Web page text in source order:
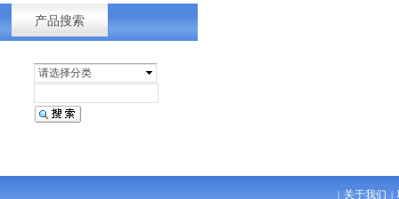
淋雨设备
产品搜索
请选择分类
| 关于我们 |